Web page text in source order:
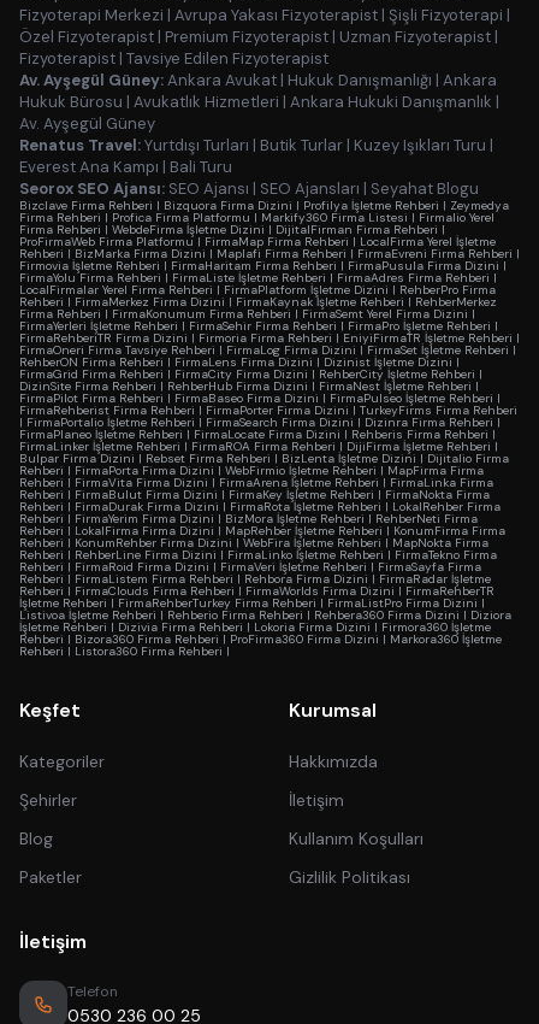
Fizyoterapi Merkezi | Avrupa Yakası Fizyoterapist | Şişli Fizyoterapi |
Özel Fizyoterapist | Premium Fizyoterapist | Uzman Fizyoterapist |
Fizyoterapist | Tavsiye Edilen Fizyoterapist
Av. Ayşegül Güney:Ankara Avukat | Hukuk Danışmanlığı | Ankara
Hukuk Bürosu | Avukatlık Hizmetleri | Ankara Hukuki Danışmanlık |
Av. Ayşegül Güney
Renatus Travel:Yurtdışı Turları | Butik Turlar | Kuzey Işıkları Turu |
Everest Ana Kampı | Bali Turu
Seorox SEO Ajansı: SEO Ajansı | SEO Ajansları | Seyahat Blogu
Bizclave Firma Rehberi | Bizquora Firma Dizini | Profilya İşletme Rehberi | Zeymedya
Firma Rehberi | Profica Firma Platformu | Markify360 Firma Listesi | Firmalio Yerel
Firma Rehberi | WebdeFirma İşletme Dizini | DijitalFirman Firma Rehberi |
ProFirmaWeb Firma Platformu | FirmaMap Firma Rehberi | LocalFirma Yerel İşletme
Rehberi | BizMarka Firma Dizini | Maplafi Firma Rehberi | FirmaEvreni Firma Rehberi |
Firmovia İşletme Rehberi | FirmaHaritam Firma Rehberi | FirmaPusula Firma Dizini |
FirmaYolu Firma Rehberi | FirmaListe İşletme Rehberi | FirmaAdres Firma Rehberi |
LocalFirmalar Yerel Firma Rehberi | FirmaPlatform İşletme Dizini | RehberPro Firma
Rehberi | FirmaMerkez Firma Dizini | FirmaKaynak İşletme Rehberi | RehberMerkez
Firma Rehberi | FirmaKonumum Firma Rehberi | FirmaSemt Yerel Firma Dizini |
FirmaYerleri İşletme Rehberi | FirmaSehir Firma Rehberi | FirmaPro İşletme Rehberi |
FirmaRehberiTR Firma Dizini | Firmoria Firma Rehberi | EniyiFirmaTR İşletme Rehberi |
FirmaOneri Firma Tavsiye Rehberi | FirmaLog Firma Dizini |FirmaSet İşletme Rehberi |
RehberON Firma Rehberi | FirmaLens Firma Dizini | Dizinist İşletme Dizini |
FirmaGrid Firma Rehberi | FirmaCity Firma Dizini | RehberCity İşletme Rehberi |
DizinSite Firma Rehberi | RehberHub Firma Dizini | FirmaNest İşletme Rehberi |
FirmaPilot Firma Rehberi | FirmaBaseo Firma Dizini | FirmaPulseo İşletme Rehberi |
FirmaRehberist Firma Rehberi | FirmaPorter Firma Dizini | TurkeyFirms Firma Rehberi
| FirmaPortalio İşletme Rehberi | FirmaSearch Firma Dizini | Dizinra Firma Rehberi |
FirmaPlaneo İşletme Rehberi | FirmaLocate Firma Dizini | Rehberis Firma Rehberi |
FirmaLinker İşletme Rehberi | FirmaROA Firma Rehberi | DijiFirma İşletme Rehberi |
Bulpar Firma Dizini | Rebset Firma Rehberi | BizLenta İşletme Dizini | Dijitalio Firma
Rehberi | FirmaPorta Firma Dizini | WebFirmio İşletme Rehberi | MapFirma Firma
Rehberi | FirmaVita Firma Dizini | FirmaArena İşletme Rehberi | FirmaLinka Firma
Rehberi | FirmaBulut Firma Dizini | FirmaKey İşletme Rehberi | FirmaNokta Firma
Rehberi | FirmaDurak Firma Dizini | FirmaRota İşletme Rehberi | LokalRehber Firma
Rehberi | FirmaYerim Firma Dizini | BizMora İşletme Rehberi | RehberNeti Firma
Rehberi | LokalFirma Firma Dizini | MapRehber İşletme Rehberi | KonumFirma Firma
Rehberi | KonumRehber Firma Dizini | WebFira İşletme Rehberi | MapNokta Firma
Rehberi | RehberLine Firma Dizini | FirmaLinko İşletme Rehberi | FirmaTekno Firma
Rehberi | FirmaRoid Firma Dizini | FirmaVeri İşletme Rehberi | FirmaSayfa Firma
Rehberi | FirmaListem Firma Rehberi | Rehbora Firma Dizini | FirmaRadar İşletme
Rehberi | FirmaClouds Firma Rehberi | FirmaWorlds Firma Dizini | FirmaRehberTR
İşletme Rehberi | FirmaRehberTurkey Firma Rehberi | FirmaListPro Firma Dizini |
Listivoa İşletme Rehberi | Rehberio Firma Rehberi | Rehbera360 Firma Dizini | Diziora
İşletme Rehberi | Dizivia Firma Rehberi | Lokoria Firma Dizini | Firmora360 İşletme
Rehberi | Bizora360 Firma Rehberi | ProFirma360 Firma Dizini | Markora360 İşletme
Rehberi | Listora360 Firma Rehberi |
Keşfet
Kategoriler
Şehirler
Blog
Paketler
Kurumsal
Hakkımızda
İletişim
Kullanım Koşulları
Gizlilik Politikası
İletişim
Telefon
0530 236 00 25